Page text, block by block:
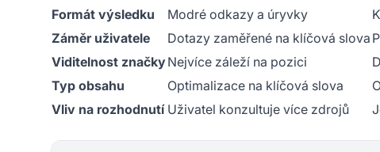
Formát výsledku
Modré odkazy a úryvky
Záměr uživatele
Dotazy zaměřené na klíčová slova
Viditelnost značkyNejvíce záleží na pozici
Typ obsahu
Optimalizace na klíčová slova
Vliv na rozhodnutí Uživatel konzultuje více zdrojů